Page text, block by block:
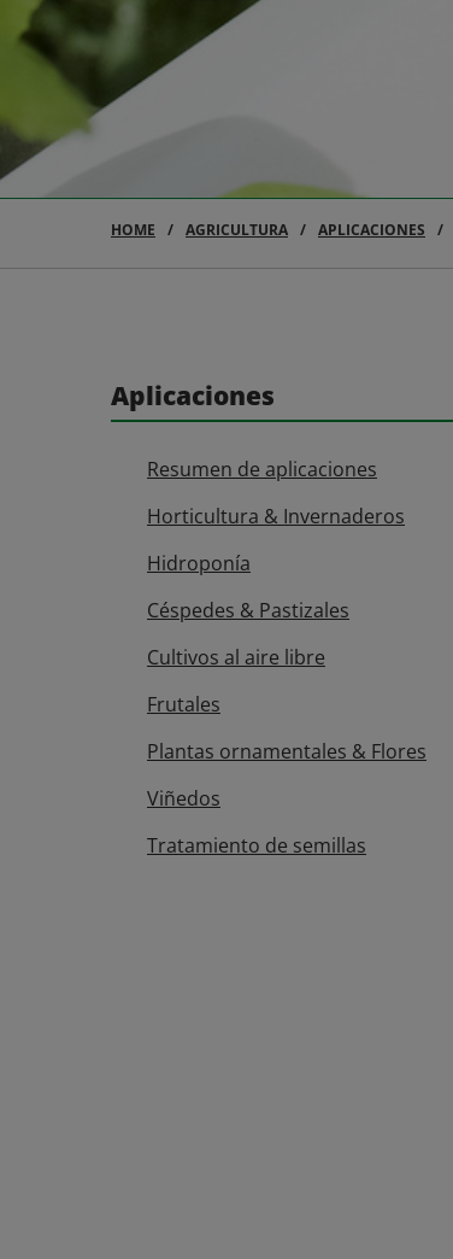
HOME AGRICULTURA APLICACIONES
Aplicaciones
Resumen de aplicaciones
Horticultura & Invernaderos
Hidroponía
Céspedes & Pastizales
Cultivos al aire libre
Frutales
Plantas ornamentales & Flores
Viñedos
Tratamiento de semillas